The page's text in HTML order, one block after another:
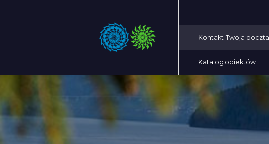
Kontakt Twoja poczta
Katalog obiektów